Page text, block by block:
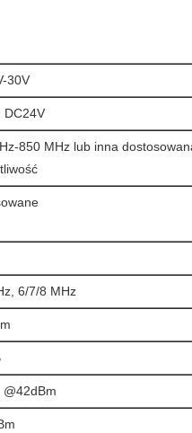
30V
DC24V
850 MHz lub inna
6/7/8 MHz
@42dBm